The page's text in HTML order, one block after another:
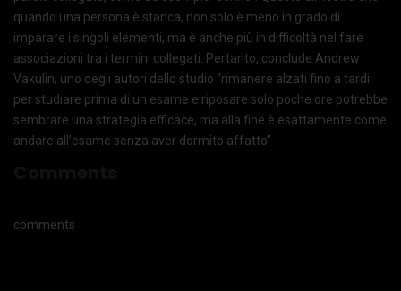
quando una persona è stanca, non solo è meno in grado di
imparare i singoli elementi, ma è anche più in difficoltà nel fare
associazioni tra i termini collegati. Pertanto, conclude Andrew
Vakulin, uno degli autori dello studio “rimanere alzati fino a tardi
per studiare prima di un esame e riposare solo poche ore potrebbe
sembrare una strategia efficace, ma alla fine è esattamente come
andare all’esame senza aver dormito affatto”
comments